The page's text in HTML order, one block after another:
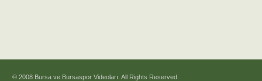
© 2008 Bursa ve Bursaspor Videoları. All Rights Reserved.